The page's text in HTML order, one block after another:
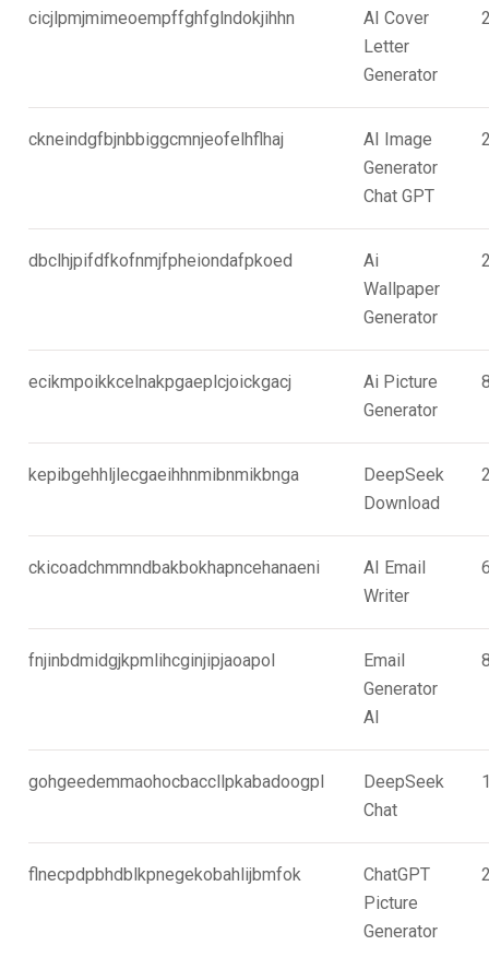
cicjlpmjmimeoempffghfglndokjihhn
AI Cover
Letter
Generator
ckneindgfbjnbbiggcmnjeofelhflhaj
AI Image
Generator
Chat GPT
dbclhjpifdfkofnmjfpheiondafpkoed
Ai
Wallpaper
Generator
ecikmpoikkcelnakpgaeplcjoickgacj
Ai Picture
Generator
kepibgehhljlecgaeihhnmibnmikbnga
DeepSeek
Download
ckicoadchmmndbakbokhapncehanaeni
AI Email
Writer
fnjinbdmidgjkpmlihcginjipjaoapol
Email
Generator
AI
gohgeedemmaohocbaccllpkabadoogpl
DeepSeek
Chat
flnecpdpbhdblkpnegekobahlijbmfok
ChatGPT
Picture
Generator